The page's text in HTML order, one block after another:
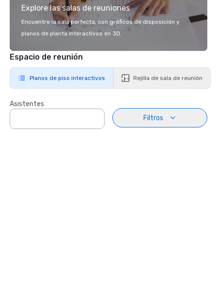
Explore las salas de reuniones
Encuentre la sala perfecta, con gráficos de disposición y
planos de planta interactivos en 3D.
Espacio de reunión
Planos de piso interactivos Rejilla de sala de reunión
Asistentes
Filtros